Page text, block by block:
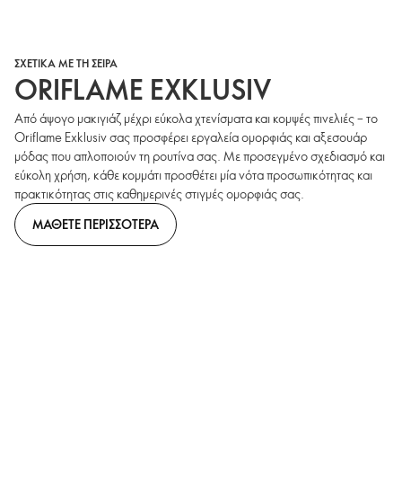
ΣΧΕΤΙΚΑ ΜΕ ΤΗ ΣΕΙΡΑ
ORIFLAME EXKLUSIV
Από άψογο μακιγιάζ μέχρι εύκολα χτενίσματα και κομψές πινελιές – το
Oriflame Exklusiv σας προσφέρει εργαλεία ομορφιάς και αξεσουάρ
μόδας που απλοποιούν τη ρουτίνα σας. Με προσεγμένο σχεδιασμό και
εύκολη χρήση, κάθε κομμάτι προσθέτει μία νότα προσωπικότητας και
πρακτικότητας στις καθημερινές στιγμές ομορφιάς σας.
ΜΑΘΕΤΕ ΠΕΡΙΣΣΟΤΕΡΑ